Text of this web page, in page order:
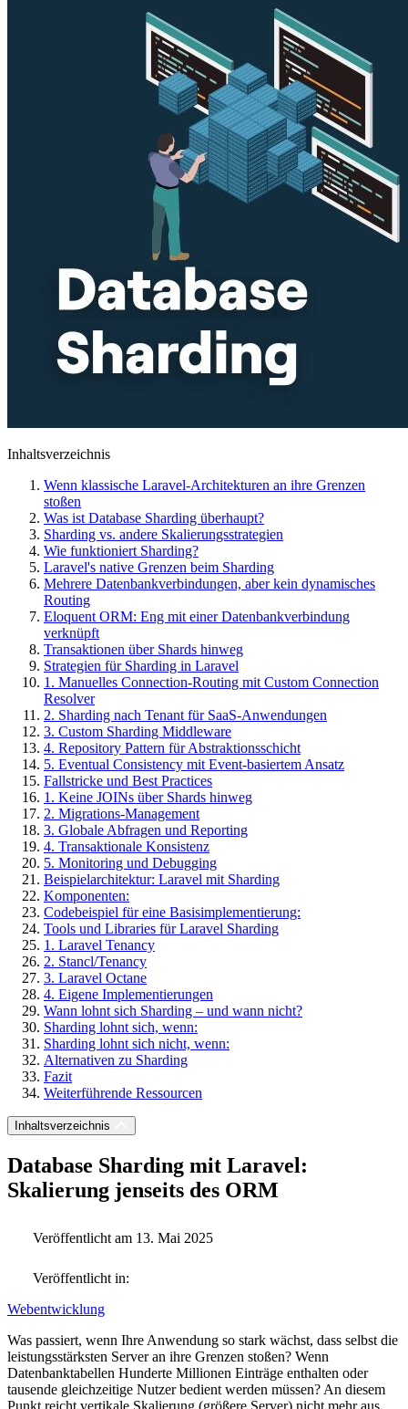
Inhaltsverzeichnis
Wenn klassische Laravel-Architekturen an ihre Grenzen
stoßen
Was ist Database Sharding überhaupt?
Sharding vs. andere Skalierungsstrategien
Wie funktioniert Sharding?
Laravel's native Grenzen beim Sharding
Mehrere Datenbankverbindungen, aber kein dynamisches
Routing
Eloquent ORM: Eng mit einer Datenbankverbindung
verknüpft
Transaktionen über Shards hinweg
Strategien für Sharding in Laravel
1. Manuelles Connection-Routing mit Custom Connection
Resolver
2. Sharding nach Tenant für SaaS-Anwendungen
3. Custom Sharding Middleware
4. Repository Pattern für Abstraktionsschicht
5. Eventual Consistency mit Event-basiertem Ansatz
Fallstricke und Best Practices
1. Keine JOINs über Shards hinweg
2. Migrations-Management
3. Globale Abfragen und Reporting
4. Transaktionale Konsistenz
5. Monitoring und Debugging
Beispielarchitektur: Laravel mit Sharding
Komponenten:
Codebeispiel für eine Basisimplementierung:
Tools und Libraries für Laravel Sharding
1. Laravel Tenancy
2. Stancl/Tenancy
3. Laravel Octane
4. Eigene Implementierungen
Wann lohnt sich Sharding – und wann nicht?
Sharding lohnt sich, wenn:
Sharding lohnt sich nicht, wenn:
Alternativen zu Sharding
Fazit
Weiterführende Ressourcen
Inhaltsverzeichnis
Database Sharding mit Laravel:
Skalierung jenseits des ORM
Veröffentlicht am 13. Mai 2025
Veröffentlicht in:
Webentwicklung
Was passiert, wenn Ihre Anwendung so stark wächst, dass selbst die
leistungsstärksten Server an ihre Grenzen stoßen? Wenn
Datenbanktabellen Hunderte Millionen Einträge enthalten oder
tausende gleichzeitige Nutzer bedient werden müssen? An diesem
Punkt reicht vertikale Skalierung (größere Server) nicht mehr aus,